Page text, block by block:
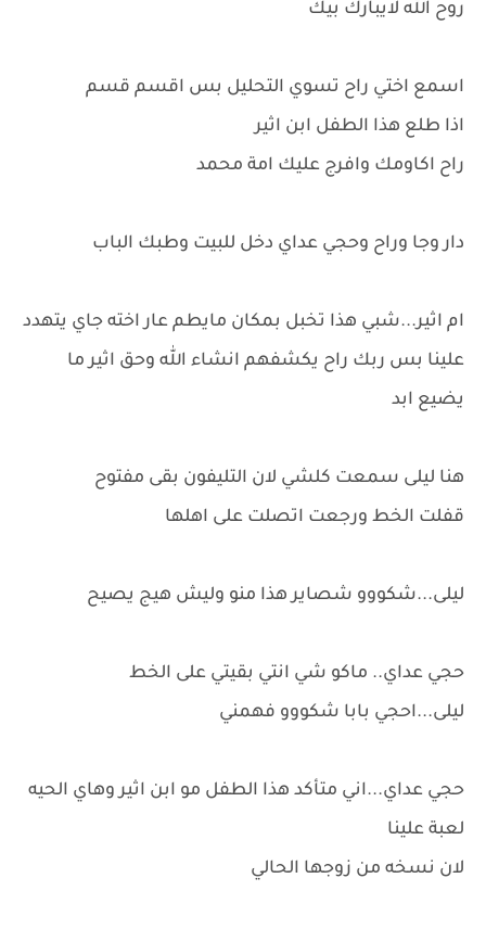
روح الله لايبارك بيك
اسمع اختي راح تسوي التحليل بس اقسم قسم
اذا طلع هذا الطفل ابن اثير
راح اكاومك وافرج عليك امة محمد
دار وجا وراح وحجي عداي دخل للبيت وطبك الباب
ام اثير...شبي هذا تخبل بمكان مايطم عار اخته جاي يتهدد
علينا بس ربك راح يكشفهم انشاء الله وحق اثير ما
يضيع ابد
هنا ليلى سمعت كلشي لان التليفون بقى مفتوح
قفلت الخط ورجعت اتصلت على اهلها
ليلى...شكووو شصاير هذا منو وليش هيج يصيح
حجي عداي.. ماكو شي انتي بقيتي على الخط
ليلى...احجي بابا شكووو فهمني
حجي عداي...اني متأكد هذا الطفل مو ابن اثير وهاي الحيه
لعبة علينا
لان نسخه من زوجها الحالي